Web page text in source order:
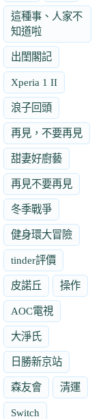
這種事、人家不
知道啦
出閨閣記
Xperia 1 II
浪子回頭
再見，不要再見
甜妻好廚藝
再見不要再見
冬季戰爭
健身環大冒險
tinder評價
皮諾丘 操作
AOC電視
大淨氏
日勝新京站
森友會 清運
Switch